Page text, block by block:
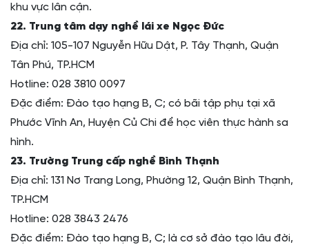
khu vực lân cận.
22. Trung tâm dạy nghề lái xe Ngọc Đức
Địa chỉ: 105-107 Nguyễn Hữu Dật, P. Tây Thạnh, Quận
Tân Phú, TP.HCM
Hotline: 028 3810 0097
Đặc điểm: Đào tạo hạng B, C; có bãi tập phụ tại xã
Phước Vĩnh An, Huyện Củ Chi để học viên thực hành sa
hình.
23. Trường Trung cấp nghề Bình Thạnh
Địa chỉ: 131 Nơ Trang Long, Phường 12, Quận Bình Thạnh,
TP.HCM
Hotline: 028 3843 2476
Đặc điểm: Đào tạo hạng B, C; là cơ sở đào tạo lâu đời,